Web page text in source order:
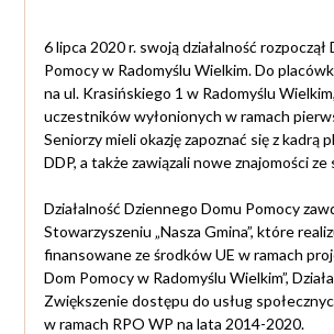
6 lipca 2020 r. swoją działalność rozpoczął
Pomocy w Radomyślu Wielkim. Do
na ul. Krasińskiego 1 w Radomyślu
uczestników wyłonionych w ramach
Seniorzy mieli okazję zapoznać się z kadrą
DDP, a także zawiązali nowe znajomości ze
Działalność Dziennego Domu Pomocy
Stowarzyszeniu „Nasza Gmina”, które
finansowane ze środków UE w ramach
Dom Pomocy w Radomyślu Wielkim”,
Zwiększenie dostępu do usług
w ramach RPO WP na lata 2014-2020.